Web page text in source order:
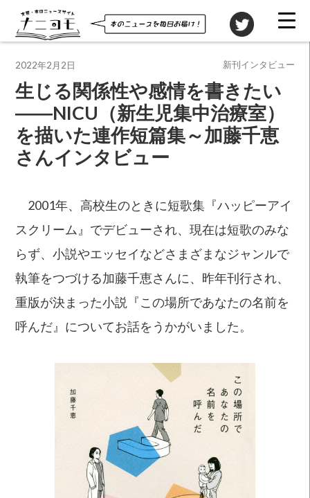
生じる関係性や感情を書きたい
――NICU（新生児集中治療室）
を描いた連作短篇集～加藤千恵
さんインタビュー
2001年、高校生のときに短歌集『ハッピーアイ
スクリーム』でデビューされ、現在は短歌のみな
らず、小説やエッセイなどさまざまなジャンルで
執筆をつづける加藤千恵さんに、昨年刊行され、
重版が決まった小説『この場所であなたの名前を
呼んだ』についてお話をうかがいました。
2022年2月2日 新刊インタビュー